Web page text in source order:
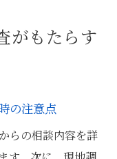
がもたらす
の注意点
らの相談内容を詳